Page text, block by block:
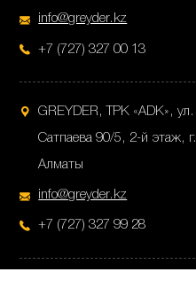
info@greyder.kz
+7 (727) 327 00 13
GREYDER, ТРК «ADK», ул.
Сатпаева 90/5, 2-й этаж, г.
Алматы
info@greyder.kz
+7 (727) 327 99 28